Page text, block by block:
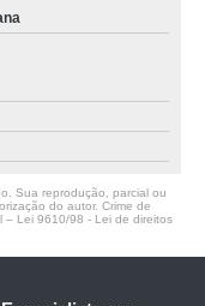
Sua reprodução, parcial ou
do autor. Crime de
– Lei 9610/98 - Lei de direitos